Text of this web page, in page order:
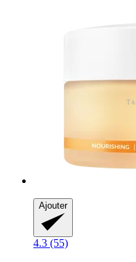
Ajouter
4.3 (55)